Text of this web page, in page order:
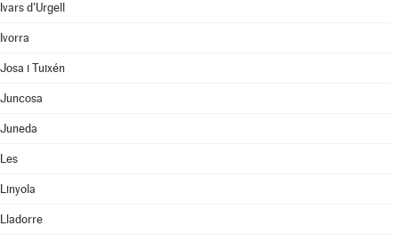
Ivars d'Urgell
Ivorra
Josa i Tuixén
Juncosa
Juneda
Les
Linyola
Lladorre